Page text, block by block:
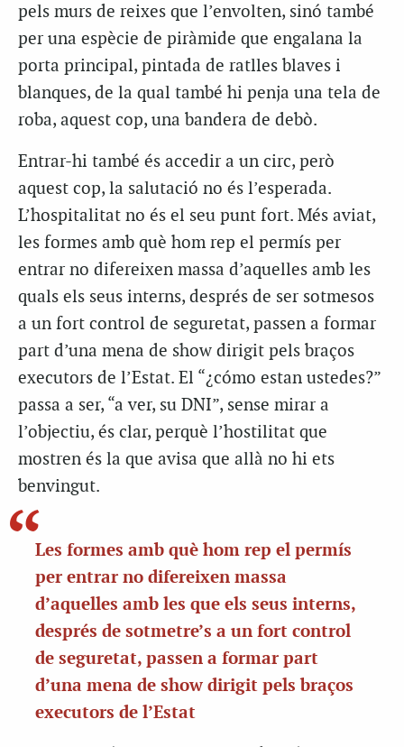
pels murs de reixes que l’envolten, sinó també
per una espècie de piràmide que engalana la
porta principal, pintada de ratlles blaves i
blanques, de la qual també hi penja una tela de
roba, aquest cop, una bandera de debò.
Entrar-hi també és accedir a un circ, però
aquest cop, la salutació no és l’esperada.
L’hospitalitat no és el seu punt fort. Més aviat,
les formes amb què hom rep el permís per
entrar no difereixen massa d’aquelles amb les
quals els seus interns, després de ser sotmesos
a un fort control de seguretat, passen a formar
part d’una mena de show dirigit pels braços
executors de l’Estat. El “¿cómo estan ustedes?”
passa a ser, “a ver, su DNI”, sense mirar a
l’objectiu, és clar, perquè l’hostilitat que
mostren és la que avisa que allà no hi ets
benvingut.
Les formes amb què hom rep el permís
per entrar no difereixen massa
d’aquelles amb les que els seus interns,
després de sotmetre’s a un fort control
de seguretat, passen a formar part
d’una mena de show dirigit pels braços
executors de l’Estat